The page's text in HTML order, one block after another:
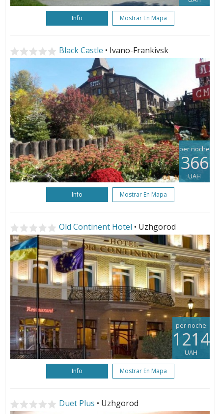
Info Mostrar En Mapa
Black Castle • Ivano-Frankivsk
per noche
366
UAH
Info Mostrar En Mapa
Old Continent Hotel • Uzhgorod
per noche
1214
UAH
Info Mostrar En Mapa
Duet Plus • Uzhgorod